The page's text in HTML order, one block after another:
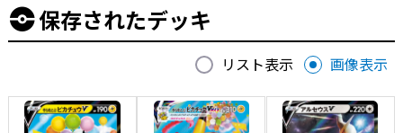
保存されたデッキ
リスト表示 画像表示